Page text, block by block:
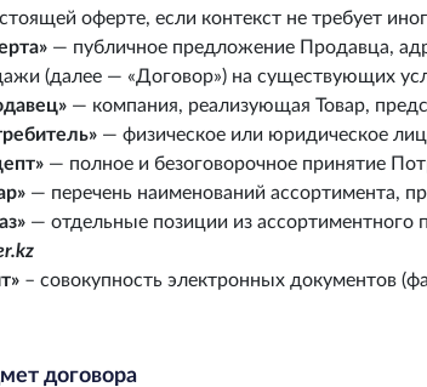
оферте, если контекст не требует
— публичное предложение Продавца,
(далее — «Договор») на существующих
— компания, реализующая Товар,
— физическое или юридическое
— полное и безоговорочное принятие
— перечень наименований ассортимента,
— отдельные позиции из ассортиментного
– совокупность электронных документов
договора